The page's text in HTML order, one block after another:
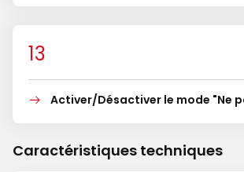
Activer/Désactiver le mode "Ne
Caractéristiques techniques